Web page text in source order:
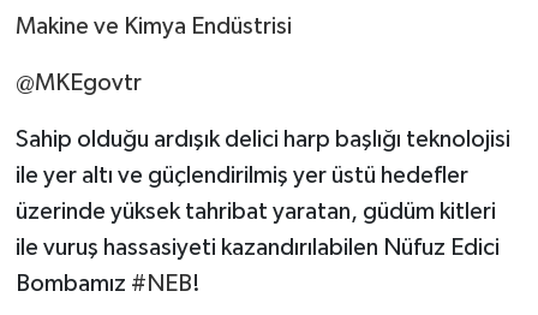
Makine ve Kimya Endüstrisi
@MKEgovtr
Sahip olduğu ardışık delici harp başlığı teknolojisi
ile yer altı ve güçlendirilmiş yer üstü hedefler
üzerinde yüksek tahribat yaratan, güdüm kitleri
ile vuruş hassasiyeti kazandırılabilen Nüfuz Edici
Bombamız #NEB!